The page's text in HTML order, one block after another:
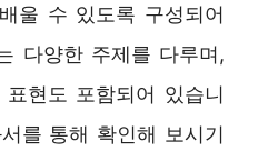
울 수 있도록 구성되어
다양한 주제를 다루며,
현도 포함되어 있습니
를 통해 확인해 보시기